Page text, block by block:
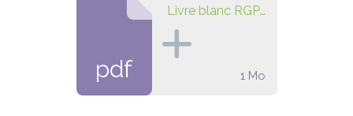
pdf
Livre blanc RGPD éducation
1 Mo